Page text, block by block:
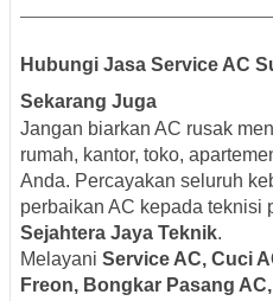
Hubungi Jasa Service AC
Sekarang Juga
Jangan biarkan AC rusak
rumah, kantor, toko,
Anda. Percayakan seluruh
perbaikan AC kepada teknisi
Sejahtera Jaya Teknik.
Melayani Service AC, Cuci
Freon, Bongkar Pasang